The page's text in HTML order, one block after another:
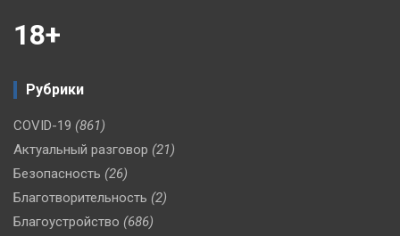
18+
Рубрики
COVID-19 (861)
Актуальный разговор (21)
Безопасность (26)
Благотворительность (2)
Благоустройство (686)